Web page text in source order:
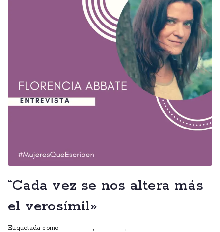
“Cada vez se nos altera más
el verosímil»
Etiquetada como , ,